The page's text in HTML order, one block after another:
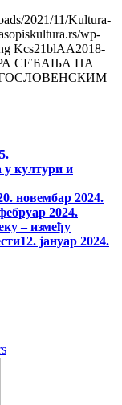
2021/11/Kultura-
wp-
Kcs21blAA2018-
СЕЋАЊА НА
у култури и
новембар 2024.
2024.
– између
12. јануар 2024.